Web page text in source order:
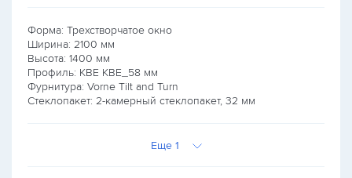
Форма: Трехстворчатое окно
Ширина: 2100 мм
Высота: 1400 мм
Профиль: KBE КВЕ_58 мм
Фурнитура: Vorne Tilt and Turn
Стеклопакет: 2-камерный стеклопакет, 32 мм
Еще 1